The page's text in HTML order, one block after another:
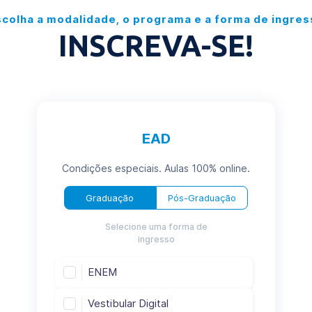
a modalidade, o programa e a forma de
INSCREVA-SE!
EAD
Condições especiais. Aulas 100% online.
Pós-Graduação
Graduação
Selecione uma forma de
ingresso
ENEM
Vestibular Digital